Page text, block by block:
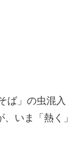
ば」の虫混入
いま「熱く」